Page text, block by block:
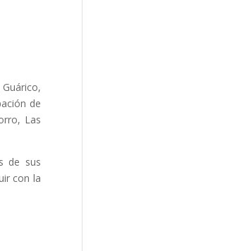
de
Las
de sus
con la